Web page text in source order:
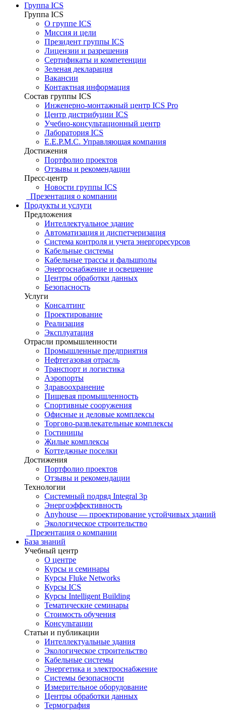
Группа ICS
Группа ICS
О группе ICS
Миссия и цели
Президент группы ICS
Лицензии и разрешения
Сертификаты и компетенции
Зеленая декларация
Вакансии
Контактная информация
Состав группы ICS
Инженерно-монтажный центр ICS Pro
Центр дистрибуции ICS
Учебно-консультационный центр
Лаборатория ICS
E.E.P.M.C. Управляющая компания
Достижения
Портфолио проектов
Отзывы и рекомендации
Пресс-центр
Новости группы ICS
Презентация о компании
Продукты и услуги
Предложения
Интеллектуальное здание
Автоматизация и диспетчеризация
Система контроля и учета энергоресурсов
Кабельные системы
Кабельные трассы и фальшполы
Энергоснабжение и освещение
Центры обработки данных
Безопасность
Услуги
Консалтинг
Проектирование
Реализация
Эксплуатация
Отрасли промышленности
Промышленные предприятия
Нефтегазовая отрасль
Транспорт и логистика
Аэропорты
Здравоохранение
Пищевая промышленность
Спортивные сооружения
Офисные и деловые комплексы
Торгово-развлекательные комплексы
Гостиницы
Жилые комплексы
Коттеджные поселки
Достижения
Портфолио проектов
Отзывы и рекомендации
Технологии
Системный подряд Integral 3p
Энергоэффективность
Anyhouse — проектирование устойчивых зданий
Экологическое строительство
Презентация о компании
База знаний
Учебный центр
О центре
Курсы и семинары
Курсы Fluke Networks
Курсы ICS
Курсы Intelligent Building
Тематические семинары
Стоимость обучения
Консультации
Статьи и публикации
Интеллектуальные здания
Экологическое строительство
Кабельные системы
Энергетика и электроснабжение
Системы безопасности
Измерительное оборудование
Центры обработки данных
Термография